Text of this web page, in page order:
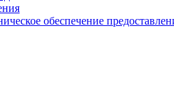
обеспечение